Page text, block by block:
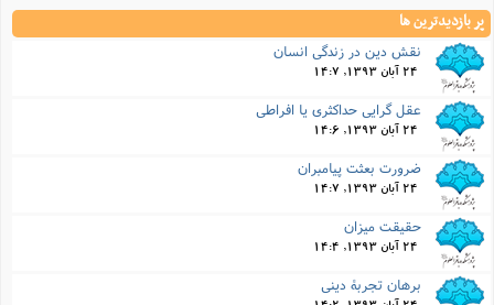
پر بازدیدترین ها
نقش دین در زندگی انسان
24 آبان 1393, 14:7
عقل گرایی حداکثری یا افراطی
24 آبان 1393, 14:6
ضرورت بعثت پیامبران
24 آبان 1393, 14:7
حقیقت میزان
24 آبان 1393, 14:4
برهان تجربۀ دینی